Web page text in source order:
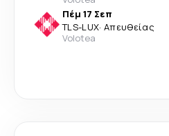
Πέμ 17 Σεπ
TLS-LUX· Απευθείας
Volotea